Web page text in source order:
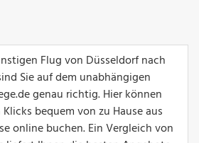
Flug von Düsseldorf nach
Sie auf dem unabhängigen
genau richtig. Hier können
bequem von zu Hause aus
online buchen. Ein Vergleich von